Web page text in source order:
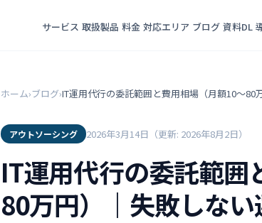
サービス 取扱製品 料金 対応エリア ブログ 資料DL
ホーム›ブログ›IT運用代行の委託範囲と費用相場（月額10〜
アウトソーシング 2026年3月14日 （更新: 2026年8月2日）
IT運用代行の委託範
80万円）｜失敗しな